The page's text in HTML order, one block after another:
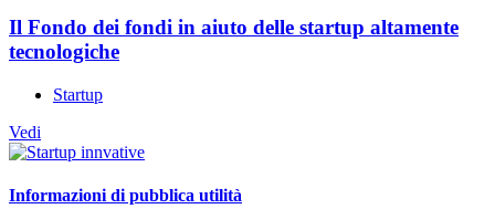
Il Fondo dei fondi in aiuto delle startup altamente
tecnologiche
Startup
Vedi
Informazioni di pubblica utilità